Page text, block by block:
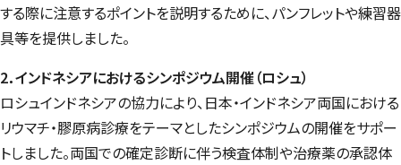
する際に注意するポイントを説明するために、パンフレットや練習器
具等を提供しました。
2．インドネシアにおけるシンポジウム開催（ロシュ）
ロシュインドネシアの協力により、日本・インドネシア両国における
リウマチ・膠原病診療をテーマとしたシンポジウムの開催をサポー
トしました。両国での確定診断に伴う検査体制や治療薬の承認体